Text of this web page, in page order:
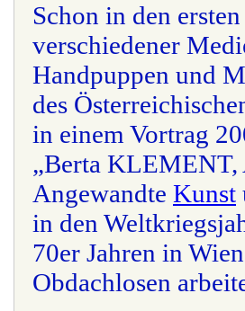
Schon in den
verschiedener
Handpuppen und
des
in einem Vortrag
„Berta
Angewandte Kunst
in den
70er Jahren in
Obdachlosen